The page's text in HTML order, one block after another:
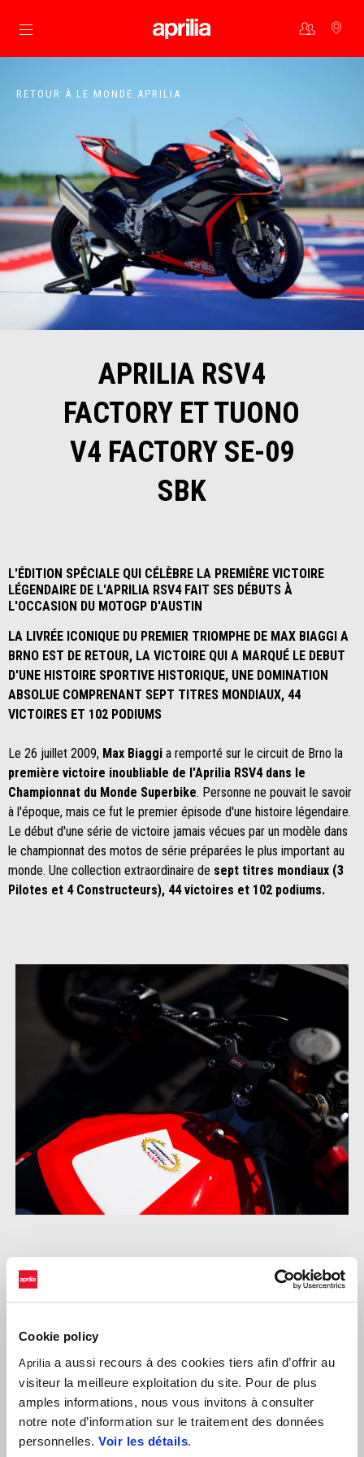
Cookie policy
Aprilia a aussi recours à des cookies tiers afin d’offrir au
visiteur la meilleure exploitation du site. Pour de plus
amples informations, nous vous invitons à consulter
notre note d’information sur le traitement des données
personnelles. Voir les détails.
Aller au contenu principal
RETOUR À LE MONDE APRILIA
APRILIA RSV4
FACTORY ET TUONO
V4 FACTORY SE-09
SBK
L'ÉDITION SPÉCIALE QUI CÉLÈBRE LA PREMIÈRE VICTOIRE
LÉGENDAIRE DE L'APRILIA RSV4 FAIT SES DÉBUTS À
L'OCCASION DU MOTOGP D'AUSTIN
LA LIVRÉE ICONIQUE DU PREMIER TRIOMPHE DE MAX BIAGGI A
BRNO EST DE RETOUR, LA VICTOIRE QUI A MARQUÉ LE DEBUT
D'UNE HISTOIRE SPORTIVE HISTORIQUE, UNE DOMINATION
ABSOLUE COMPRENANT SEPT TITRES MONDIAUX, 44
VICTOIRES ET 102 PODIUMS
Le 26 juillet 2009, Max Biaggi a remporté sur le circuit de Brno la
première victoire inoubliable de l'Aprilia RSV4 dans le
Championnat du Monde Superbike. Personne ne pouvait le savoir
à l'époque, mais ce fut le premier épisode d'une histoire légendaire.
Le début d'une série de victoire jamais vécues par un modèle dans
le championnat des motos de série préparées le plus important au
monde. Une collection extraordinaire de sept titres mondiaux (3
Pilotes et 4 Constructeurs), 44 victoires et 102 podiums.
Aujourd'hui, Aprilia célèbre cette journée historique pour la
marque en remettant au goût du jour la livrée emblématique des
spectaculaires débuts sportifs de la RSV4 sur les fleurons de la
Factory. Dans cette version spéciale, la RSV4 Factory et la
Tuono V4 Factory sont équipées de série d'écopes de
refroidissement d'étriers de freins avants et d'un garde-
boue avant en carbone . La numérotation progressive du
modèle apparaît sur le réservoir de carburant.